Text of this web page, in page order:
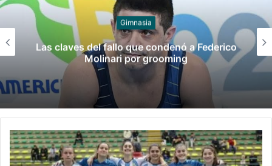
Juegos
Late el Sur: la canción de los Juegos
Suramericanos compuesta por mujeres